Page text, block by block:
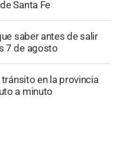
Santa Fe
saber antes de salir
7 de agosto
tránsito en la provincia
a minuto